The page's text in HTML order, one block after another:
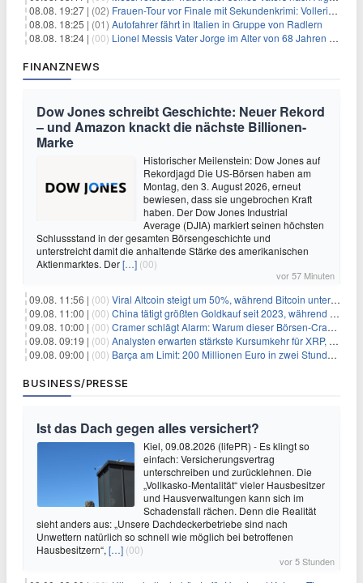
08.08. 19:27 | (02) Frauen-Tour vor Finale mit Sekundenkrimi: Vollering in Gelb
08.08. 18:25 | (01) Autofahrer fährt in Italien in Gruppe von Radlern
08.08. 18:24 | (00) Lionel Messis Vater Jorge im Alter von 68 Jahren gestorben
FINANZNEWS
Dow Jones schreibt Geschichte: Neuer Rekord
– und Amazon knackt die nächste Billionen-
Marke
Historischer Meilenstein: Dow Jones auf
Rekordjagd Die US-Börsen haben am
Montag, den 3. August 2026, erneut
bewiesen, dass sie ungebrochen Kraft
haben. Der Dow Jones Industrial
Average (DJIA) markiert seinen höchsten
Schlussstand in der gesamten Börsengeschichte und
unterstreicht damit die anhaltende Stärke des amerikanischen
Aktienmarktes. Der[…] (00)
vor 57 Minuten
09.08. 11:56 | (00) Viral Altcoin steigt um 50%, während Bitcoin unter $65.000 fällt
09.08. 11:00 | (00) China tätigt größten Goldkauf seit 2023, während Goldpreis um 8% steigt
09.08. 10:00 | (00) Cramer schlägt Alarm: Warum dieser Börsen-Crash die beste Einstiegschance seit Monaten ist
09.08. 09:19 | (00) Analysten erwarten stärkste Kursumkehr für XRP, während Polymarket skeptisch bleibt
09.08. 09:00 | (00) Barça am Limit: 200 Millionen Euro in zwei Stunden – warum dieser Schuldentrip hochgefährlich wird
BUSINESS/PRESSE
Ist das Dach gegen alles versichert?
Kiel, 09.08.2026 (lifePR) - Es klingt so
einfach: Versicherungsvertrag
unterschreiben und zurücklehnen. Die
„Vollkasko-Mentalität“ vieler Hausbesitzer
und Hausverwaltungen kann sich im
Schadensfall rächen. Denn die Realität
sieht anders aus: „Unsere Dachdeckerbetriebe sind nach
Unwettern natürlich so schnell wie möglich bei betroffenen
Hausbesitzern“, […] (00)
vor 5 Stunden